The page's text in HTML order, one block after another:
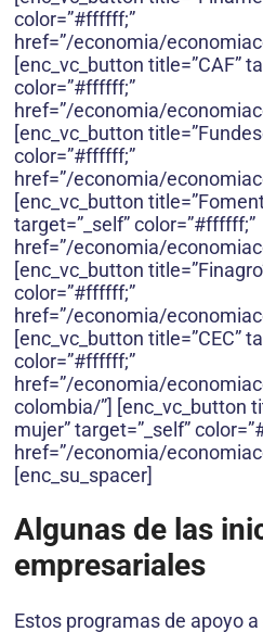
color=”#ffffff;”
href=”/economia/
[enc_vc_button title=”CAF”
color=”#ffffff;”
href=”/economia/
[enc_vc_button
color=”#ffffff;”
href=”/economia/
[enc_vc_button
target=”_self” color=”#ffffff;”
href=”/economia/
[enc_vc_button
color=”#ffffff;”
href=”/economia/
[enc_vc_button title=”CEC”
color=”#ffffff;”
href=”/economia/
colombia/”] [enc_vc_button
mujer” target=”_self”
href=”/economia/
[enc_su_spacer]
Algunas de las
empresariales
Estos programas de apoyo